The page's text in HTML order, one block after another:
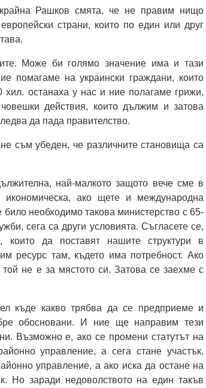
Рашков смята, че не правим нищо
страни, които по един или друг
Може би голямо значение има и тази
помагаме на украински граждани, които
хил. останаха у нас и ние полагаме грижи,
действия, които дължим и затова
да пада правителство.
съм убеден, че различните становища са
най-малкото защото вече сме в
ако щете и международна
необходимо такова министерство с 65-
сега са други условията. Съгласете се,
да поставят нашите структури в
ресурс там, където има потребност. Ако
не е за мястото си. Затова се заехме с
къде какво трябва да се предприеме и
обосновани. И ние ще направим тези
Възможно е, ако се промени статутът на
управление, а сега стане участък,
управление, а ако иска да остане на
Но заради недоволството на един такъв